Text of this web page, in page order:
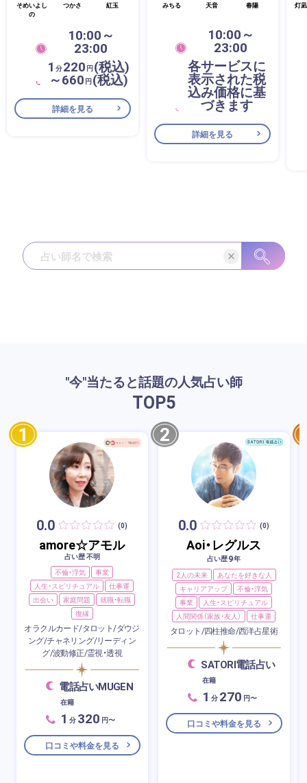
そめいよし
の
つかさ 紅玉
10:00～
23:00
1 分220 円(税込)
～660 円(税込)
詳細を見る
みちる 天音 春陽
10:00～
23:00
各サービスに
表示された税
込み価格に基
づきます
詳細を見る
灯
"今"当たると話題の人気占い師
TOP5
1
0.0 (0)
amore☆アモル
占い歴 不明
不倫・浮気
事業
人生・スピリチュアル
仕事運
出会い
家庭問題
就職・転職
復縁
オラクルカード/タロット/ダウジ
ング/チャネリング/リーディン
グ/波動修正/霊視・透視
電話占いMUGEN
在籍
1 分 320 円〜
口コミや料金を見る
2
0.0 (0)
Aoi・レグルス
占い歴9年
2人の未来
あなたを好きな人
キャリアアップ
不倫・浮気
事業
人生・スピリチュアル
人間関係（家族・友人）
仕事運
タロット/四柱推命/西洋占星術
SATORI電話占い
在籍
1 分 270 円〜
口コミや料金を見る